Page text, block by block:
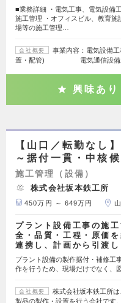
■業務詳細 ・電気工事、電気設備
施工管理 ・オフィスビル、教育施
場等の施工管理…
会社概要
事業内容：電気設備
置・配管) 電気通信設備工事
興味あり
【山口／転勤なし
～据付一貫・中核
施工管理（設備）
株式会社坂本鉄工所
450万円 ～ 649万円
プラント設備工事の施
全・品質・工程・原価
連携し、計画から引渡
プラント設備の製作据付・補修工
作を行うため、現場だけでなく、
会社概要
株式会社坂本鉄工所
製品の製作・設置を行う会社です